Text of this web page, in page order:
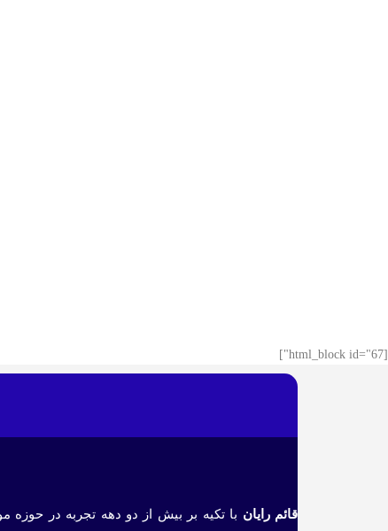
[html_block id="67"]
قائم رایان با تکیه بر بیش از دو دهه تجربه در حوزه